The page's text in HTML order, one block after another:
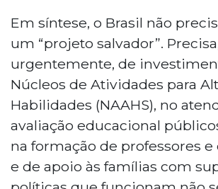
Em síntese, o Brasil não
um “projeto salvador”.
urgentemente, de
Núcleos de Atividades para
Habilidades (NAAHS), no
avaliação educacional
na formação de professores e
e de apoio às famílias com